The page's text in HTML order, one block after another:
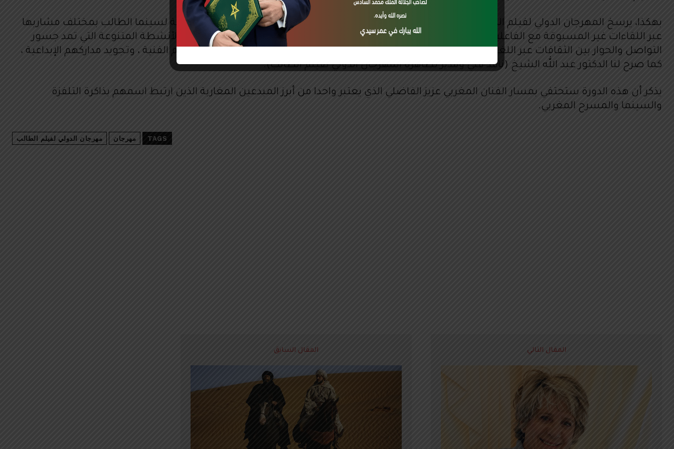
بهكذا، يرسخ المهرجان الدولي لفيلم الطالب تقليده السنوي المتمثل في تكريم البحث الفيلمي باعتباره قاعدة عامة لسينما الطالب بمختلف مشاربها
عبر اللقاءات غير المسبوقة مع الفاعلين في مجال التكوين السينمائي المغاربة والأجانب ومن خلال مجموعة من الأنشطة المتنوعة التي تمد جسور
التواصل والحوار بين الثقافات عبر اللغة السينمائية، وجعل المخرجين الشباب يسعون باستمرار لتعميق معارفهم الفنية ، وتجويد مداركهم الإبداعية ،
كما صرح لنا الدكتور عبد الله الشيخ (ناقد فني ومدير تظاهرة المهرجان الدولي لفيلم الطالب).
يذكر أن هذه الدورة ستحتفي بمسار الفنان المغربي عزيز الفاضلي الذي يعتبر واحدا من أبرز المبدعين المغاربة الذين ارتبط اسمهم بذاكرة التلفزة
والسينما والمسرح المغربي.
TAGS مهرجان مهرجان الدولي لفيلم الطالب
المقال السابق المقال التالي